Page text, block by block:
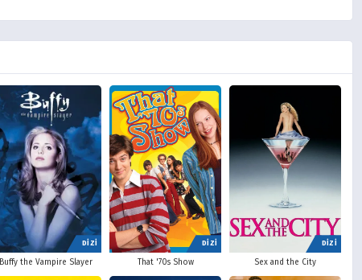
DİZİ
Buffy the Vampire Slayer
DİZİ
That '70s Show
DİZİ
Sex and the City